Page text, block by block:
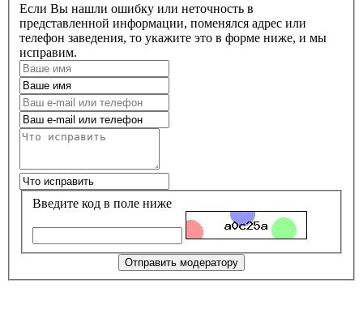
Если Вы нашли ошибку или неточность в
представленной информации, поменялся адрес или
телефон заведения, то укажите это в форме ниже, и мы
исправим.
Введите код в поле ниже
Отправить модератору